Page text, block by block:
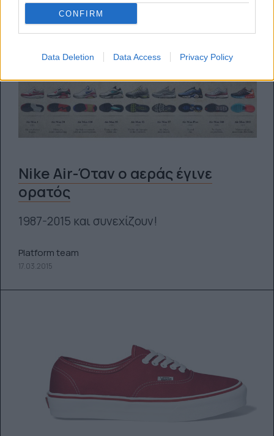
CONFIRM
Data Deletion Data Access Privacy Policy
Nike Air-Όταν ο αεράς έγινε
ορατός
1987-2015 και συνεχίζουν!
Platform team
17.03.2015